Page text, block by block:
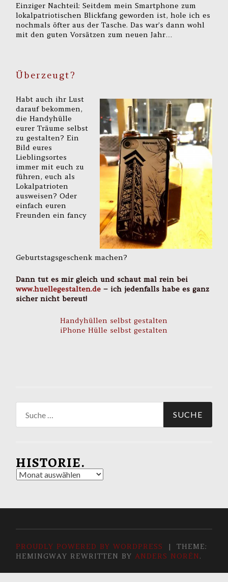
Einziger Nachteil: Seitdem mein Smartphone zum
lokalpatriotischen Blickfang geworden ist, hole ich es
nochmals öfter aus der Tasche. Das war’s dann wohl
mit den guten Vorsätzen zum neuen Jahr…
Überzeugt?
Habt auch ihr Lust
darauf bekommen,
die Handyhülle
eurer Träume selbst
zu gestalten? Ein
Bild eures
Lieblingsortes
immer mit euch zu
führen, euch als
Lokalpatrioten
ausweisen? Oder
einfach euren
Freunden ein fancy
Geburtstagsgeschenk machen?
Dann tut es mir gleich und schaut mal rein bei
www.huellegestalten.de – ich jedenfalls habe es ganz
sicher nicht bereut!
Handyhüllen selbst gestalten
iPhone Hülle selbst gestalten
nach:
HISTORIE.
Historie.
PROUDLY POWERED BY WORDPRESS |
THEME:
HEMINGWAY REWRITTEN BY ANDERS NORÉN.